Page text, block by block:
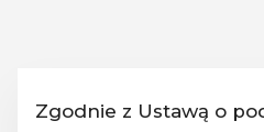
Zgodnie z Ustawą o